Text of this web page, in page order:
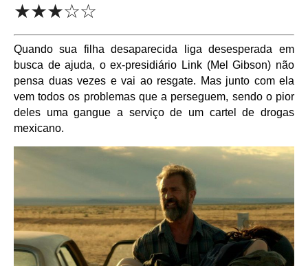
★★★☆☆
Quando sua filha desaparecida liga desesperada em
busca de ajuda, o ex-presidiário Link (Mel Gibson) não
pensa duas vezes e vai ao resgate. Mas junto com ela
vem todos os problemas que a perseguem, sendo o pior
deles uma gangue a serviço de um cartel de drogas
mexicano.